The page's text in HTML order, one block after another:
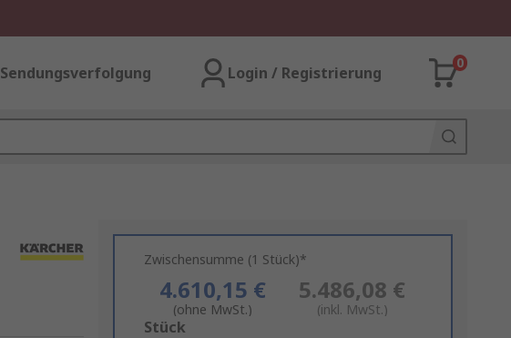
Sendungsverfolgung Login / Registrierung
0
Zwischensumme (1 Stück)*
4.610,15 €
(ohne MwSt.)
5.486,08 €
(inkl. MwSt.)
Add
Stück